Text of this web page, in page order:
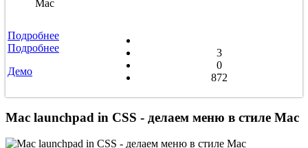
Подробнее
Подробнее
Демо
3
0
872
Mac launchpad in CSS - делаем меню в стиле Mac